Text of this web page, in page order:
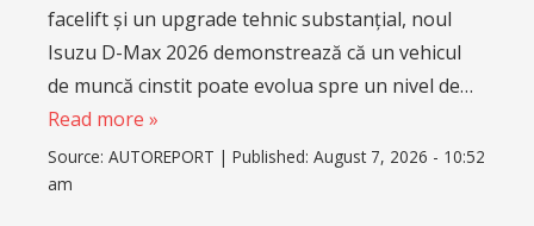
facelift și un upgrade tehnic substanțial, noul
Isuzu D-Max 2026 demonstrează că un vehicul
de muncă cinstit poate evolua spre un nivel de…
Read more »
Source: AUTOREPORT | Published: August 7, 2026 - 10:52
am